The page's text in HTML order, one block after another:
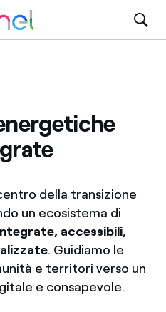
della transizione
un ecosistema di
accessibili,
. Guidiamo le
e territori verso un
e consapevole.